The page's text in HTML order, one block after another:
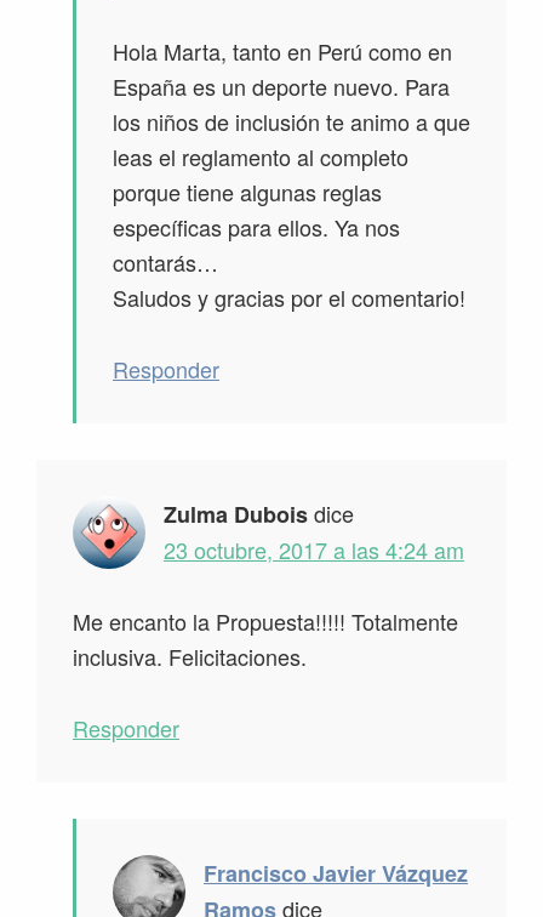
Hola Marta, tanto en Perú como en
España es un deporte nuevo. Para
los niños de inclusión te animo a que
leas el reglamento al completo
porque tiene algunas reglas
específicas para ellos. Ya nos
contarás…
Saludos y gracias por el comentario!
Responder
Zulma Duboisdice
23 octubre, 2017 a las 4:24 am
Me encanto la Propuesta!!!!! Totalmente
inclusiva. Felicitaciones.
Responder
Francisco Javier Vázquez
Ramosdice